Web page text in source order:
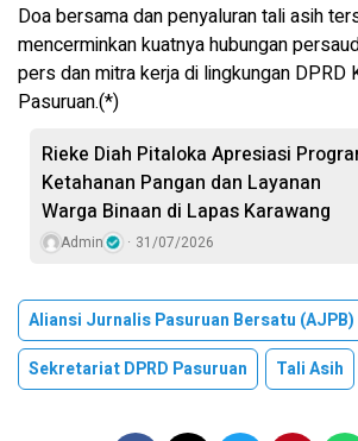
Doa bersama dan penyaluran tali asih
mencerminkan kuatnya hubungan
pers dan mitra kerja di lingkungan DPRD
Pasuruan.(*)
Rieke Diah Pitaloka Apresiasi
Ketahanan Pangan dan Layanan
Warga Binaan di Lapas Karawang
Admin 31/07/2026
Aliansi Jurnalis Pasuruan Bersatu (AJPB)
Sekretariat DPRD Pasuruan
Tali Asih